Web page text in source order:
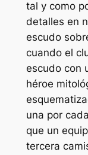
tal y como
detalles en
escudo
cuando el
escudo con
héroe
una por
que un
tercera